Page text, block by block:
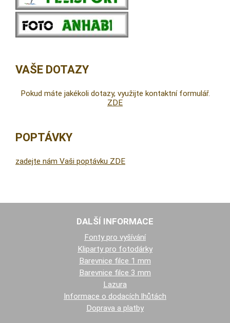
VAŠE DOTAZY
Pokud máte jakékoli dotazy, využijte kontaktní formulář.
ZDE
POPTÁVKY
zadejte nám Vaši poptávku ZDE
DALŠÍ INFORMACE
Fonty pro vyšívání
Kliparty pro fotodárky
Barevnice filce 1 mm
Barevnice filce 3 mm
Lazura
Informace o dodacích lhůtách
Doprava a platby